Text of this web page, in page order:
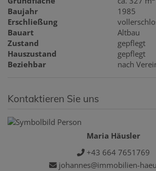
Baujahr
1985
Erschließung
Bauart
Altbau
Zustand
gepflegt
Hauszustand
gepflegt
Beziehbar
nach
Kontaktieren Sie uns
Maria Häusler
+43 664 7651769
johannes@immobilien-